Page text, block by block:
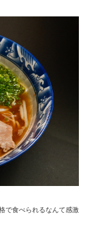
で食べられるなんて感激